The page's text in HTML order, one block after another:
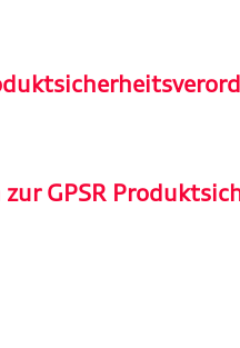
GPSR